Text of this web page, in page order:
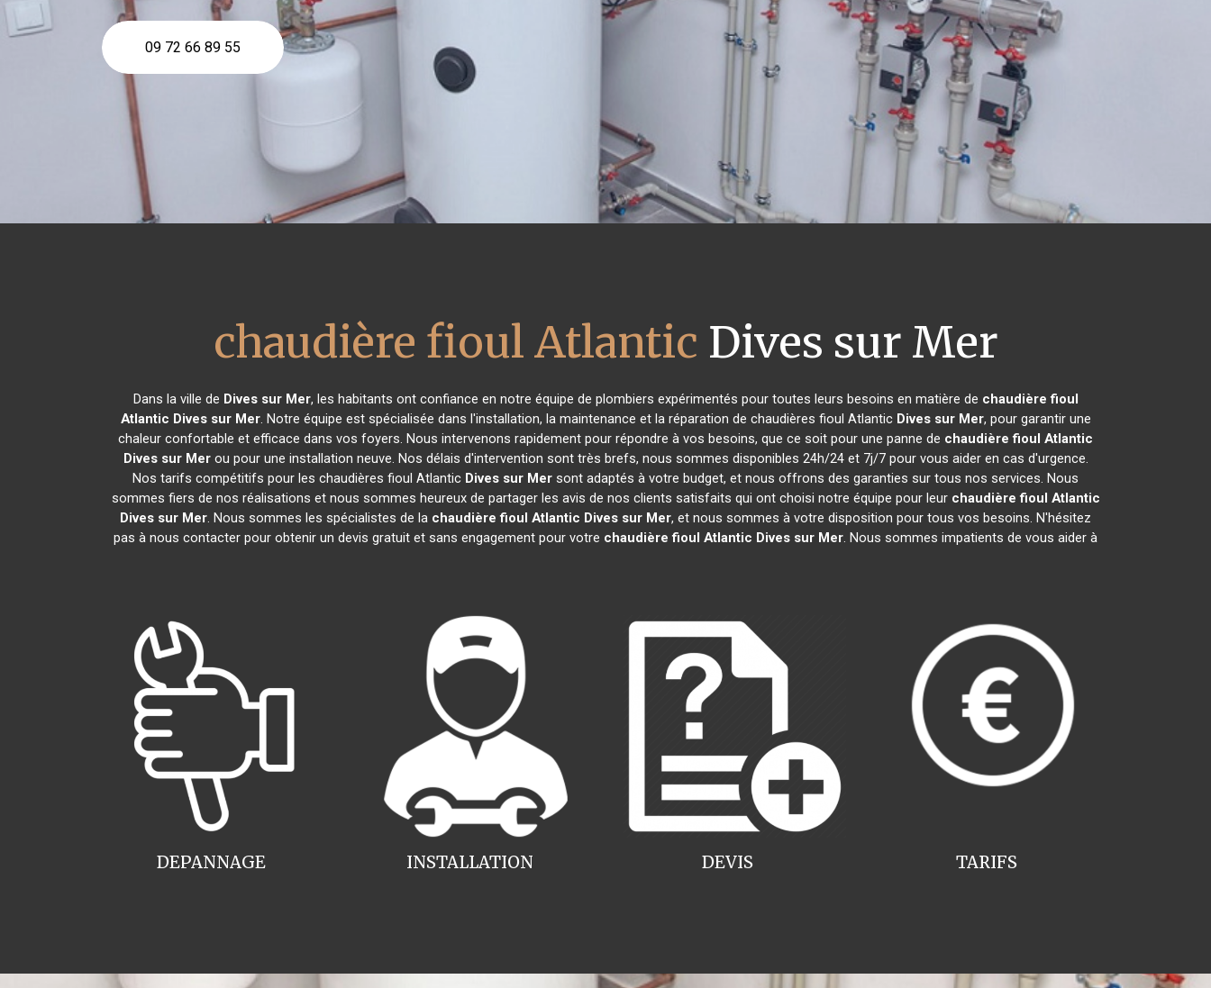
09 72 66 89 55
chaudière fioul Atlantic Dives sur Mer
Dans la ville de Dives sur Mer, les habitants ont confiance en notre équipe de plombiers expérimentés pour toutes leurs besoins en matière de chaudière fioul
Atlantic Dives sur Mer. Notre équipe est spécialisée dans l'installation, la maintenance et la réparation de chaudières fioul Atlantic Dives sur Mer, pour garantir une
chaleur confortable et efficace dans vos foyers. Nous intervenons rapidement pour répondre à vos besoins, que ce soit pour une panne de chaudière fioul Atlantic
Dives sur Merou pour une installation neuve. Nos délais d'intervention sont très brefs, nous sommes disponibles 24h/24 et 7j/7 pour vous aider en cas d'urgence.
Nos tarifs compétitifs pour les chaudières fioul Atlantic Dives sur Mer sont adaptés à votre budget, et nous offrons des garanties sur tous nos services. Nous
sommes fiers de nos réalisations et nous sommes heureux de partager les avis de nos clients satisfaits qui ont choisi notre équipe pour leur chaudière fioul Atlantic
Dives sur Mer. Nous sommes les spécialistes de la chaudière fioul Atlantic Dives sur Mer, et nous sommes à votre disposition pour tous vos besoins. N'hésitez
pas à nous contacter pour obtenir un devis gratuit et sans engagement pour votre chaudière fioul Atlantic Dives sur Mer. Nous sommes impatients de vous aider à
INSTALLATION
DEPANNAGE TARIFS
DEVIS